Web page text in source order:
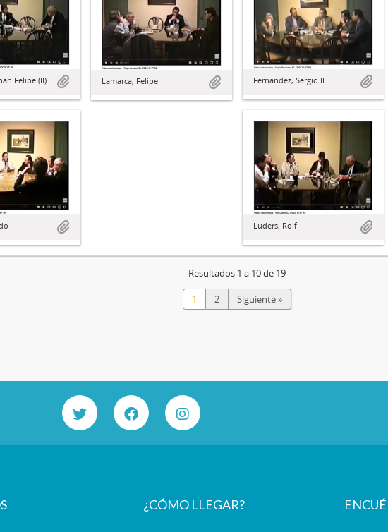
Felipe (II) Fernandez, Sergio II
Lamarca, Felipe
Luders, Rolf
Resultados 1 a 10 de 19
1 2 Siguiente »
¿CÓMO LLEGAR?